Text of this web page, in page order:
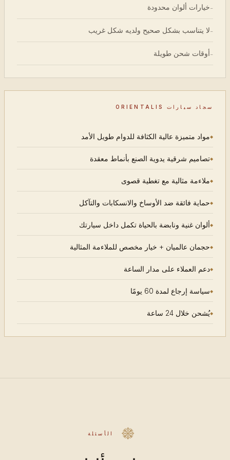
-خيارات ألوان محدودة
-لا يتناسب بشكل صحيح ولديه شكل غريب
-أوقات شحن طويلة
سجاد سيارات ORIENTALIS
مواد متميزة عالية الكثافة للدوام طويل الأمد
تصاميم شرقية يدوية الصنع بأنماط معقدة
ملاءمة مثالية مع تغطية قصوى
حماية فائقة ضد الأوساخ والانسكابات والتآكل
ألوان غنية ونابضة بالحياة تكمل داخل سيارتك
حجمان عالميان + خيار مخصص للملاءمة المثالية
دعم العملاء على مدار الساعة
سياسة إرجاع لمدة 60 يومًا
يُشحن خلال 24 ساعة
الأسئلة